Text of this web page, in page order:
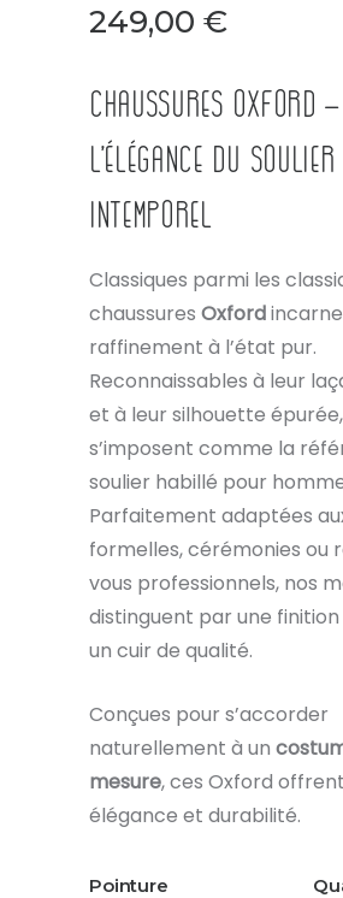
249,00 €
Chaussures Oxford –
L’élégance du soulier
intemporel
Classiques parmi les
chaussures Oxford
raffinement à l’état pur.
Reconnaissables à leur
et à leur silhouette
s’imposent comme la
soulier habillé pour
Parfaitement adaptées
formelles, cérémonies ou
vous professionnels, nos
distinguent par une
un cuir de qualité.
Conçues pour s’accorder
naturellement à un
mesure, ces Oxford
élégance et durabilité.
Pointure